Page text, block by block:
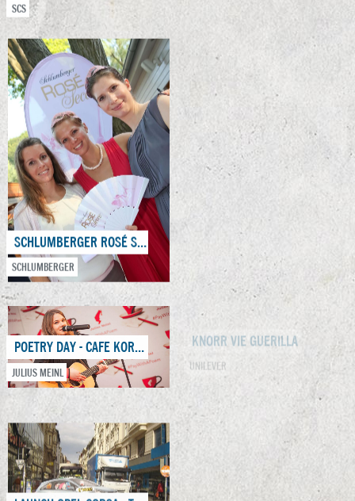
SCS
SCHLUMBERGER ROSÉ SECCO „EINE NACHT UNTER ELFEN“
SCHLUMBERGER
POETRY DAY - CAFE KORB 2016
JULIUS MEINL
LAUNCH OPEL CORSA - TEASER & AUFLÖSUNG
KNORR VIE GUERILLA
UNILEVER
KOTÁNYI GRILLSPASS
NIVEA ANGEL STAR